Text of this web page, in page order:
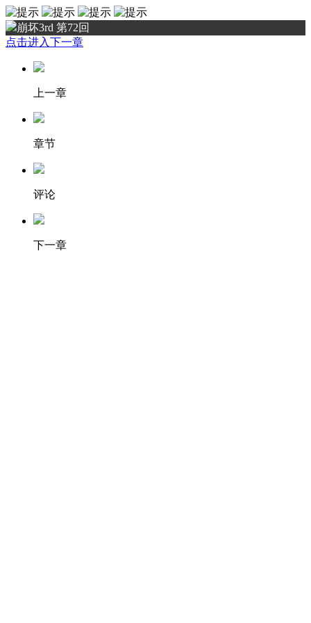
崩坏3rd 第72回
点击进入下一章
上一章
章节
评论
下一章